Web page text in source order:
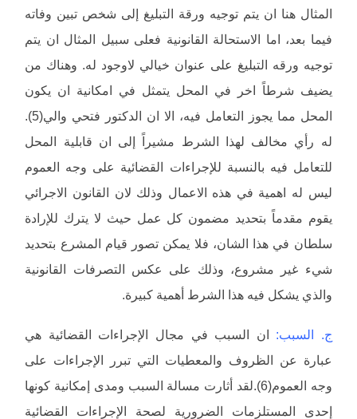
المثال هنا ان يتم توجيه ورقة التبليغ إلى شخص تبين وفاته
فيما بعد، اما الاستحالة القانونية فعلى سبيل المثال ان يتم
توجيه ورقه التبليغ على عنوان خيالي لاوجود له. وهناك من
يضيف شرطاً اخر في المحل يتمثل في امكانية ان يكون
المحل مما يجوز التعامل فيه، الا ان الدكتور فتحي والي(5).
له رأي مخالف لهذا الشرط مشيراً إلى ان قابلية المحل
للتعامل فيه بالنسبة للإجراءات القضائية على وجه العموم
ليس له اهمية في هذه الاعمال وذلك لان القانون الاجرائي
يقوم مقدماً بتحديد مضمون كل عمل حيث لا يترك للإرادة
سلطان في هذا الشان، فلا يمكن تصور قيام المشرع بتحديد
شيء غير مشروع، وذلك على عكس التصرفات القانونية
والذي يشكل فيه هذا الشرط أهمية كبيرة.
ج. السبب: ان السبب في مجال الإجراءات القضائية هي
عبارة عن الظروف والمعطيات التي تبرر الإجراءات على
وجه العموم(6).لقد أثارت مسالة السبب ومدى إمكانية كونها
إحدى المستلزمات الضرورية لصحة الإجراءات القضائية